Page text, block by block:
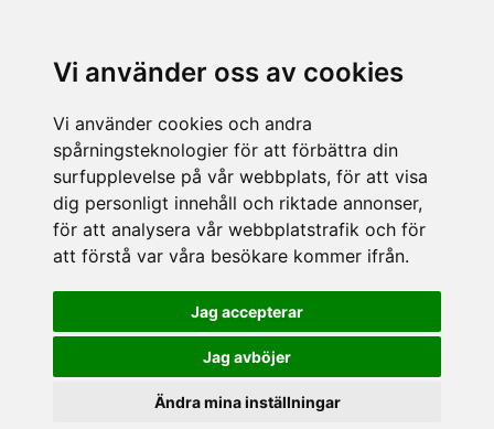
Vi använder oss av cookies
Vi använder cookies och andra
spårningsteknologier för att förbättra din
surfupplevelse på vår webbplats, för att visa
dig personligt innehåll och riktade annonser,
för att analysera vår webbplatstrafik och för
att förstå var våra besökare kommer ifrån.
Jag accepterar
Jag avböjer
Ändra mina inställningar